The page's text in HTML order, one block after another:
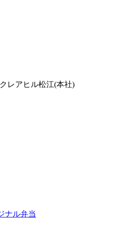
レアヒル松江(本社)
ナル弁当